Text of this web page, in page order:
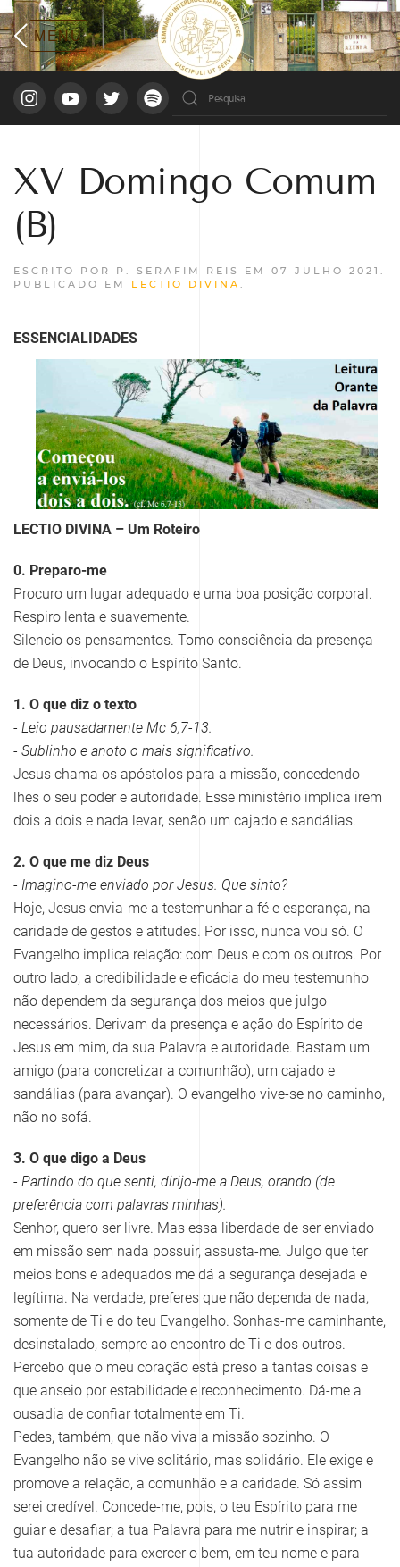
XV Domingo Comum
(B)
ESCRITO POR P. SERAFIM REIS EM 07 JULHO 2021 .
PUBLICADO EM LECTIO DIVINA .
ESSENCIALIDADES
LECTIO DIVINA – Um Roteiro
0. Preparo-me
Procuro um lugar adequado e uma boa posição corporal.
Respiro lenta e suavemente.
Silencio os pensamentos. Tomo consciência da presença
de Deus, invocando o Espírito Santo.
1. O que diz o texto
- Leio pausadamente Mc 6,7-13.
- Sublinho e anoto o mais significativo.
Jesus chama os apóstolos para a missão, concedendo-
lhes o seu poder e autoridade. Esse ministério implica irem
dois a dois e nada levar, senão um cajado e sandálias.
2. O que me diz Deus
- Imagino-me enviado por Jesus. Que sinto?
Hoje, Jesus envia-me a testemunhar a fé e esperança, na
caridade de gestos e atitudes. Por isso, nunca vou só. O
Evangelho implica relação: com Deus e com os outros. Por
outro lado, a credibilidade e eficácia do meu testemunho
não dependem da segurança dos meios que julgo
necessários. Derivam da presença e ação do Espírito de
Jesus em mim, da sua Palavra e autoridade. Bastam um
amigo (para concretizar a comunhão), um cajado e
sandálias (para avançar). O evangelho vive-se no caminho,
não no sofá.
3. O que digo a Deus
- Partindo do que senti, dirijo-me a Deus, orando (de
preferência com palavras minhas).
Senhor, quero ser livre. Mas essa liberdade de ser enviado
em missão sem nada possuir, assusta-me. Julgo que ter
meios bons e adequados me dá a segurança desejada e
legítima. Na verdade, preferes que não dependa de nada,
somente de Ti e do teu Evangelho. Sonhas-me caminhante,
desinstalado, sempre ao encontro de Ti e dos outros.
Percebo que o meu coração está preso a tantas coisas e
que anseio por estabilidade e reconhecimento. Dá-me a
ousadia de confiar totalmente em Ti.
Pedes, também, que não viva a missão sozinho. O
Evangelho não se vive solitário, mas solidário. Ele exige e
promove a relação, a comunhão e a caridade. Só assim
serei credível. Concede-me, pois, o teu Espírito para me
guiar e desafiar; a tua Palavra para me nutrir e inspirar; a
tua autoridade para exercer o bem, em teu nome e para